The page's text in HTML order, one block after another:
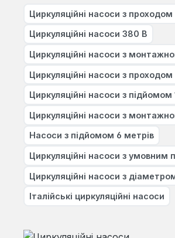
Циркуляційні насоси з
Циркуляційні насоси 380 В
Циркуляційні насоси з
Циркуляційні насоси з підйомом
Насоси з підйомом 6 метрів
Італійські циркуляційні насоси